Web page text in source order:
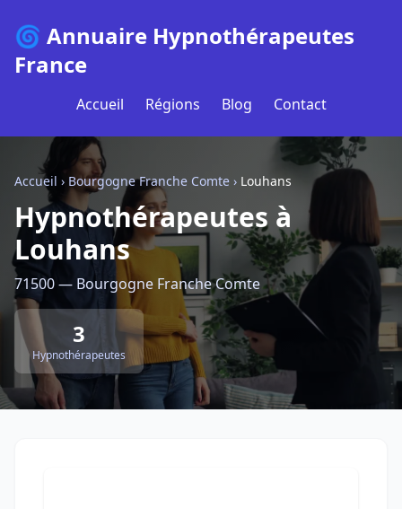
🌀 Annuaire Hypnothérapeutes
France
Accueil Régions Blog Contact
Accueil › Bourgogne Franche Comte › Louhans
Hypnothérapeutes à
Louhans
71500 — Bourgogne Franche Comte
3
Hypnothérapeutes